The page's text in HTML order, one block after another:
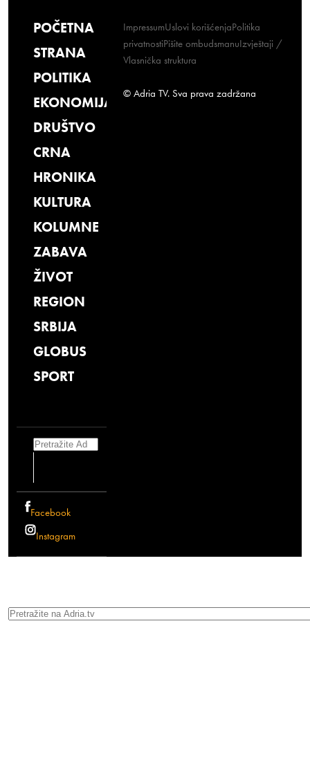
POČETNA
STRANA
POLITIKA
EKONOMIJA
DRUŠTVO
CRNA
HRONIKA
KULTURA
KOLUMNE
ZABAVA
ŽIVOT
REGION
SRBIJA
GLOBUS
SPORT
Search
Facebook
Instagram
ImpressumUslovi korišćenjaPolitika
privatnostiPišite ombudsmanuIzvještaji /
Vlasnička struktura
© Adria TV. Sva prava zadržana
Search